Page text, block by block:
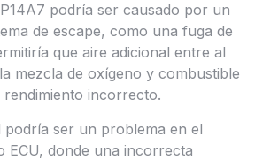
podría ser causado por un
de escape, como una fuga de
que aire adicional entre al
mezcla de oxígeno y combustible
incorrecto.
ser un problema en el
ECU, donde una incorrecta